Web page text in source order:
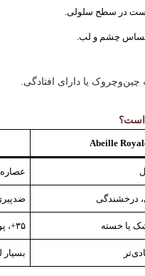
در سطح سلولی.
چشم و لب.
Abeille
عصاره
درخشندگی
۳۵+، پوست بالغ و دارای چروک
بسیار